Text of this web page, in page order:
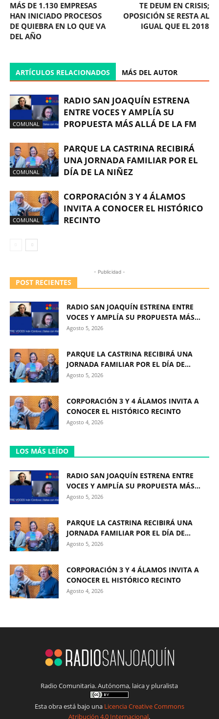
MÁS DE 1.130 EMPRESAS
HAN INICIADO PROCESOS
DE QUIEBRA EN LO QUE VA
DEL AÑO
TE DEUM EN CRISIS;
OPOSICIÓN SE RESTA AL
IGUAL QUE EL 2018
ARTÍCULOS RELACIONADOS MÁS DEL AUTOR
COMUNAL
RADIO SAN JOAQUÍN ESTRENA
ENTRE VOCES Y AMPLÍA SU
PROPUESTA MÁS ALLÁ DE LA FM
COMUNAL
PARQUE LA CASTRINA RECIBIRÁ
UNA JORNADA FAMILIAR POR EL
DÍA DE LA NIÑEZ
COMUNAL
CORPORACIÓN 3 Y 4 ÁLAMOS
INVITA A CONOCER EL HISTÓRICO
RECINTO
- Publicidad -
POST RECIENTES
RADIO SAN JOAQUÍN ESTRENA ENTRE
VOCES Y AMPLÍA SU PROPUESTA MÁS...
Agosto 5, 2026
PARQUE LA CASTRINA RECIBIRÁ UNA
JORNADA FAMILIAR POR EL DÍA DE...
Agosto 5, 2026
CORPORACIÓN 3 Y 4 ÁLAMOS INVITA A
CONOCER EL HISTÓRICO RECINTO
Agosto 4, 2026
LOS MÁS LEÍDO
RADIO SAN JOAQUÍN ESTRENA ENTRE
VOCES Y AMPLÍA SU PROPUESTA MÁS...
Agosto 5, 2026
PARQUE LA CASTRINA RECIBIRÁ UNA
JORNADA FAMILIAR POR EL DÍA DE...
Agosto 5, 2026
CORPORACIÓN 3 Y 4 ÁLAMOS INVITA A
CONOCER EL HISTÓRICO RECINTO
Agosto 4, 2026
Radio Comunitaria. Autónoma, laica y pluralista
Esta obra está bajo una Licencia Creative Commons
Atribución 4.0 Internacional.